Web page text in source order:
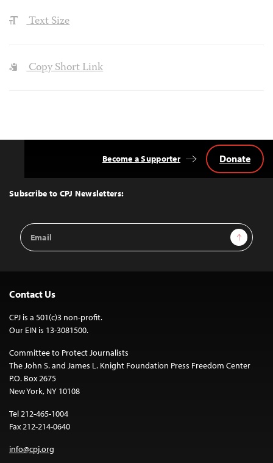
Text Size
Copy Short Link
Top
Subscribe to CPJ Newsletters:
Email
Address
Sign Up
Become a Supporter Donate
Contact Us
CPJ is a 501(c)3 non-profit.
Our EIN is 13-3081500.
Committee to Protect Journalists
The John S. and James L. Knight Foundation Press Freedom Center
P.O. Box 2675
New York, NY 10108
Tel 212-465-1004
Fax 212-214-0640
info@cpj.org